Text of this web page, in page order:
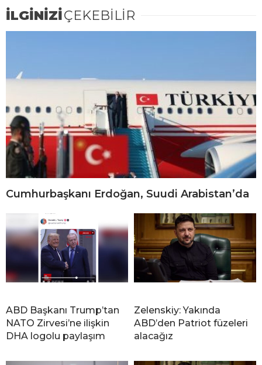
İLGİNİZİÇEKEBİLİR
Cumhurbaşkanı Erdoğan, Suudi Arabistan’da
ABD Başkanı Trump’tan
NATO Zirvesi’ne ilişkin
DHA logolu paylaşım
Zelenskiy: Yakında
ABD’den Patriot füzeleri
alacağız